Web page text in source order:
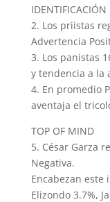
IDENTIFICACIÓN
2. Los priistas
Advertencia
3. Los panistas
y tendencia a la
4. En promedio
aventaja el
TOP OF MIND
5. César Garza
Negativa.
Encabezan
Elizondo 3.7%,